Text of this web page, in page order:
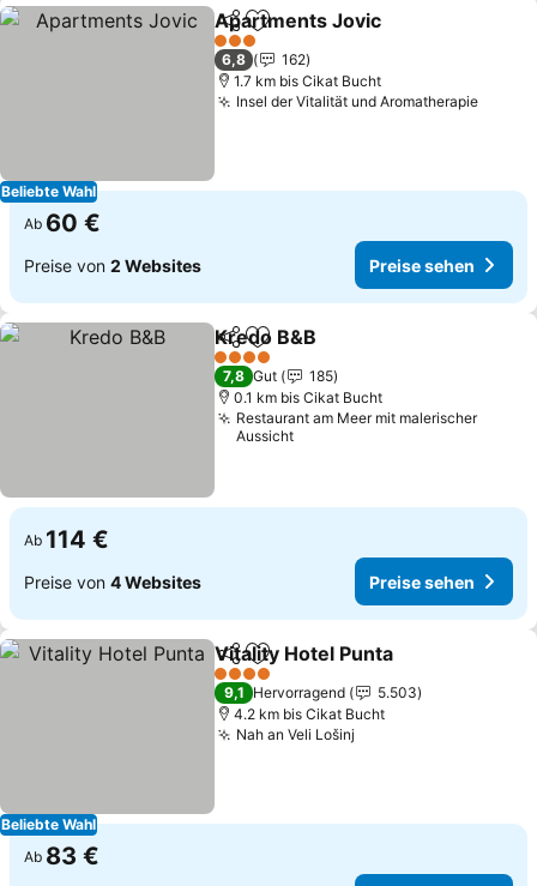
Beliebte Wahl
TeilenZu Favoriten hinzufügen
Apartments Jovic
3 Sterne
6,8
162
1.7 km bis Cikat Bucht
Insel der Vitalität und Aromatherapie
Ab 60 €
Preise von 2 Websites Preise sehen
TeilenZu Favoriten hinzufügen
Kredo B&B
4 Sterne
7,8 Gut
185
0.1 km bis Cikat Bucht
Restaurant am Meer mit malerischer
Aussicht
Ab 114 €
Preise von 4 Websites Preise sehen
Beliebte Wahl
TeilenZu Favoriten hinzufügen
Vitality Hotel Punta
4 Sterne
9,1 Hervorragend
5.503
4.2 km bis Cikat Bucht
Nah an Veli Lošinj
Ab 83 €